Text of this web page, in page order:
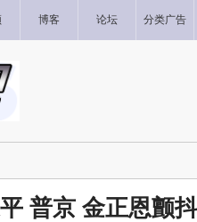
博客 论坛 分类广告
普京 金正恩颤